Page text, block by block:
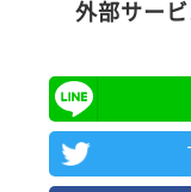
外部サー